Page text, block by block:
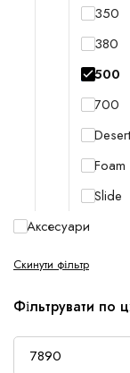
350
380
500
700
Foam
Slide
Аксесуари
Скинути фільтр
Фільтрувати по